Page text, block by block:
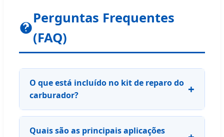
Perguntas Frequentes
(FAQ)
O que está incluído no kit de reparo do
carburador?
Quais são as principais aplicações